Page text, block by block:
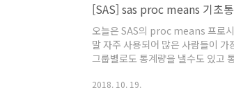
[SAS] sas proc means 기초
오늘은 SAS의 proc means 프로
말 자주 사용되어 많은 사람들이
그룹별로도 통계량을 낼수도 있고
류 세분류 2단 구조의 그룹의 기술
2018. 10. 19.